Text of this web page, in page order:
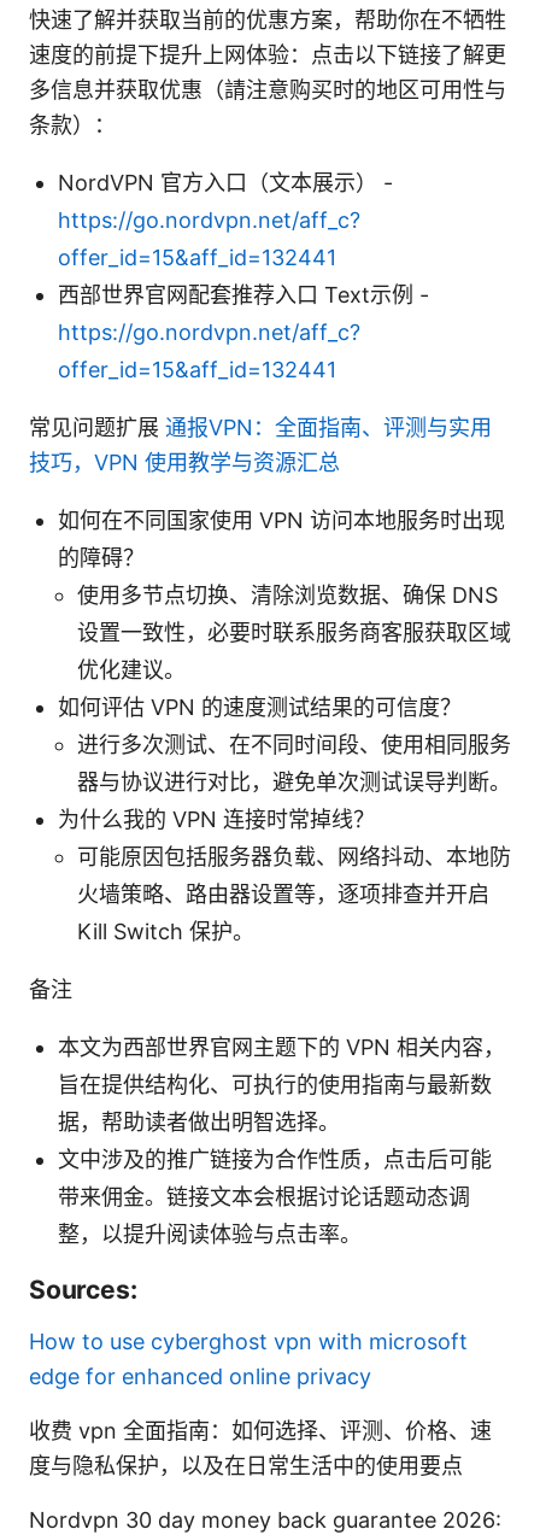
快速了解并获取当前的优惠方案，帮助你在不牺牲
速度的前提下提升上网体验：点击以下链接了解更
多信息并获取优惠（請注意购买时的地区可用性与
条款）：
NordVPN 官方入口（文本展示） -
https://go.nordvpn.net/aff_c?
offer_id=15&aff_id=132441
西部世界官网配套推荐入口 Text示例 -
https://go.nordvpn.net/aff_c?
offer_id=15&aff_id=132441
常见问题扩展 通报VPN：全面指南、评测与实用
技巧，VPN 使用教学与资源汇总
如何在不同国家使用 VPN 访问本地服务时出现
的障碍？
使用多节点切换、清除浏览数据、确保 DNS
设置一致性，必要时联系服务商客服获取区域
优化建议。
如何评估 VPN 的速度测试结果的可信度？
进行多次测试、在不同时间段、使用相同服务
器与协议进行对比，避免单次测试误导判断。
为什么我的 VPN 连接时常掉线？
可能原因包括服务器负载、网络抖动、本地防
火墙策略、路由器设置等，逐项排查并开启
Kill Switch 保护。
备注
本文为西部世界官网主题下的 VPN 相关内容，
旨在提供结构化、可执行的使用指南与最新数
据，帮助读者做出明智选择。
文中涉及的推广链接为合作性质，点击后可能
带来佣金。链接文本会根据讨论话题动态调
整，以提升阅读体验与点击率。
Sources:
How to use cyberghost vpn with microsoft
edge for enhanced online privacy
收费 vpn 全面指南：如何选择、评测、价格、速
度与隐私保护，以及在日常生活中的使用要点
Nordvpn 30 day money back guarantee 2026: